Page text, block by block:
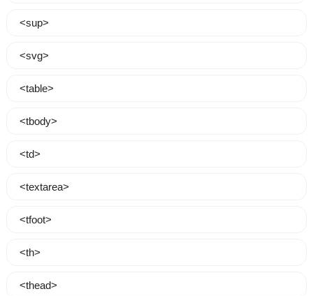
<sup>
<svg>
<table>
<tbody>
<td>
<textarea>
<tfoot>
<th>
<thead>